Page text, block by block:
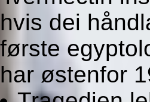
hvis dei
første
har østenfor